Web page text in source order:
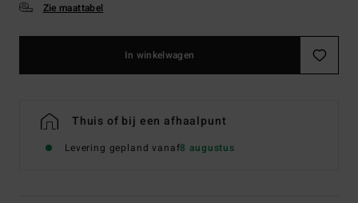
Zie maattabel
In winkelwagen
Thuis of bij een afhaalpunt
Levering gepland vanaf8 augustus